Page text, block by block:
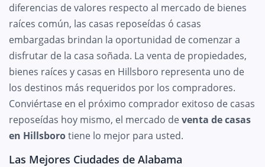
diferencias de valores respecto al mercado de bienes
raíces común, las casas reposeídas ó casas
embargadas brindan la oportunidad de comenzar a
disfrutar de la casa soñada. La venta de propiedades,
bienes raíces y casas en Hillsboro representa uno de
los destinos más requeridos por los compradores.
Conviértase en el próximo comprador exitoso de casas
reposeídas hoy mismo, el mercado deventa de casas
en Hillsborotiene lo mejor para usted.
Las Mejores Ciudades de Alabama